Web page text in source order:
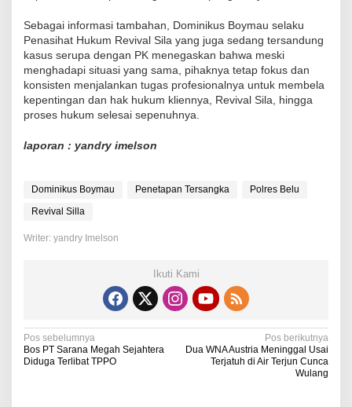
Sebagai informasi tambahan, Dominikus Boymau selaku
Penasihat Hukum Revival Sila yang juga sedang tersandung
kasus serupa dengan PK menegaskan bahwa meski
menghadapi situasi yang sama, pihaknya tetap fokus dan
konsisten menjalankan tugas profesionalnya untuk membela
kepentingan dan hak hukum kliennya, Revival Sila, hingga
proses hukum selesai sepenuhnya.
laporan : yandry imelson
Dominikus Boymau Penetapan Tersangka
Polres Belu
Revival Silla
Writer: yandry Imelson
Ikuti Kami
N
a
Pos sebelumnya
Bos PT Sarana Megah Sejahtera
Diduga Terlibat TPPO
Pos berikutnya
Dua WNA Austria Meninggal Usai
Terjatuh di Air Terjun Cunca
Wulang